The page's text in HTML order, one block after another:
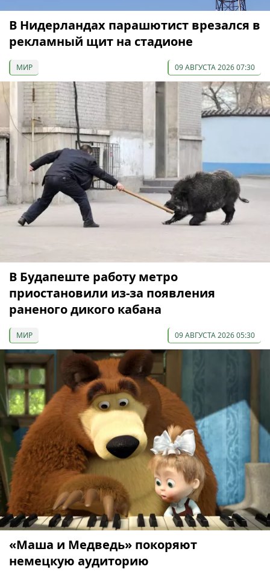
В Нидерландах парашютист врезался в
рекламный щит на стадионе
МИР 09 АВГУСТА 2026 07:30
В Будапеште работу метро
приостановили из-за появления
раненого дикого кабана
МИР 09 АВГУСТА 2026 05:30
«Маша и Медведь» покоряют
немецкую аудиторию